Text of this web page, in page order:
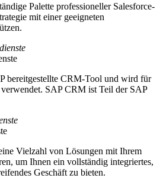
Palette professioneller Salesforce-
mit einer geeigneten
bereitgestellte CRM-Tool und wird für
SAP CRM ist Teil der SAP
Vielzahl von Lösungen mit Ihrem
um Ihnen ein vollständig integriertes,
Geschäft zu bieten.